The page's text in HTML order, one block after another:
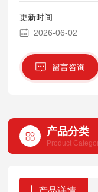
更新时间
2026-06-02
留言咨询
产品分类
Product